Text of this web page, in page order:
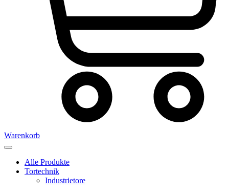
Warenkorb
Alle Produkte
Tortechnik
Industrietore